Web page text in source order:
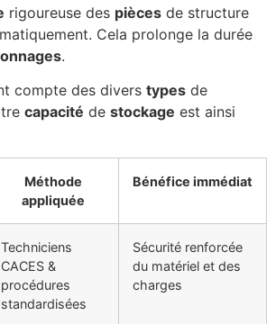
rigoureuse des pièces de structure
Cela prolonge la durée
.
compte des divers types de
capacité de stockage est ainsi
Méthode
appliquée
Bénéfice immédiat
Techniciens
CACES &
procédures
standardisées
Sécurité renforcée
du matériel et des
charges